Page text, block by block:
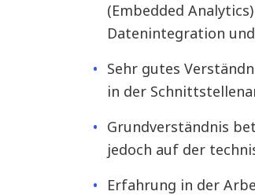
(Embedded
Datenintegration
Sehr gutes
in der
Grundverständnis
jedoch auf der
Erfahrung in der